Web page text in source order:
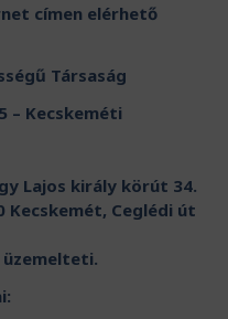
címen elérhető
Társaság
– Kecskeméti
Lajos király körút 34.
Kecskemét, Ceglédi út